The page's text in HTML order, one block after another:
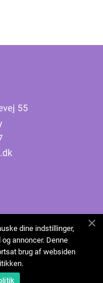
dine indstillinger,
annoncer. Denne
brug af websiden